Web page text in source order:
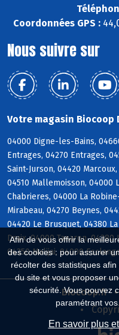
Afin de vous offrir la
des cookies : pour assurer
récolter des statistiques
du site et vous proposer
sécurité. Vous pouvez
paramétrant
En savoir plus
Coordonnées GPS :
Nous suivre sur
Votre magasin Biocoop
04000 Digne-les-Bains,
Entrages, 04270 Entrages,
Saint-Jurson, 04420
04510 Mallemoisson, 04000
Chabrieres, 04000 La
Mirabeau, 04270 Beynes,
04420 Le Brusquet, 04380
Draix, 04000 Tanaron,
04350 Malijai, 04000
Biocoop.fr